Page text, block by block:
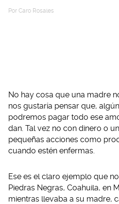
Por Caro Rosales
No hay cosa que una madre
nos gustaría pensar que,
podremos pagar todo ese
dan. Tal vez no con dinero o
pequeñas acciones como
cuando estén enfermas.
Ese es el claro ejemplo que
Piedras Negras, Coahuila, en
mientras llevaba a su madre,